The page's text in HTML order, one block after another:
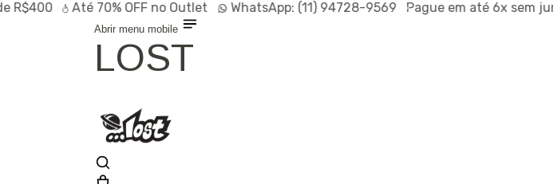
Até70% OFFno Outlet WhatsApp:(11) 94728-9569 Pague em até6x sem juros
Abrir menu mobile
LOST